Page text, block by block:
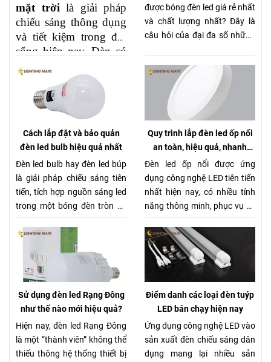
mặt trời là giải pháp
chiếu sáng thông dụng
và tiết kiệm trong đời
sống hiện nay. Đèn có
tính năng ưu việt hơn
so với các đèn pha
thông thường trước
đây.
được bóng đèn led giá rẻ nhất
và chất lượng nhất? Đây là
câu hỏi của đại đa số những
sở hữu loại bóng này. Hôm
nay chúng tôi sẽ chia sẻ cho
bạn một số bí kíp mua sản
phẩm này giá rẻ nhưng vẫn
chất lượng nhé.
Cách lắp đặt và bảo quản
đèn led bulb hiệu quả nhất
Đèn led bulb hay đèn led búp
là giải pháp chiếu sáng tiên
tiến, tích hợp nguồn sáng led
trong một bóng đèn tròn để
thống, tạo không gian ấm áp,
thoải mái cho ngôi nhà bạn.
Quy trình lắp đèn led ốp nổi
an toàn, hiệu quả, nhanh
chóng
Đèn led ốp nổi được ứng
dụng công nghệ LED tiên tiến
nhất hiện nay, có nhiều tính
năng thông minh, phục vụ và
tiêu dùng trong thời gian
qua.
Sử dụng đèn led Rạng Đông
như thế nào mới hiệu quả?
Hiện nay, đèn led Rạng Đông
là một “thành viên” không thể
thiếu thông hệ thống thiết bị
Điểm danh các loại đèn tuýp
LED bán chạy hiện nay
Ứng dụng công nghệ LED vào
sản xuất đèn chiếu sáng dân
dụng mang lại nhiều sản